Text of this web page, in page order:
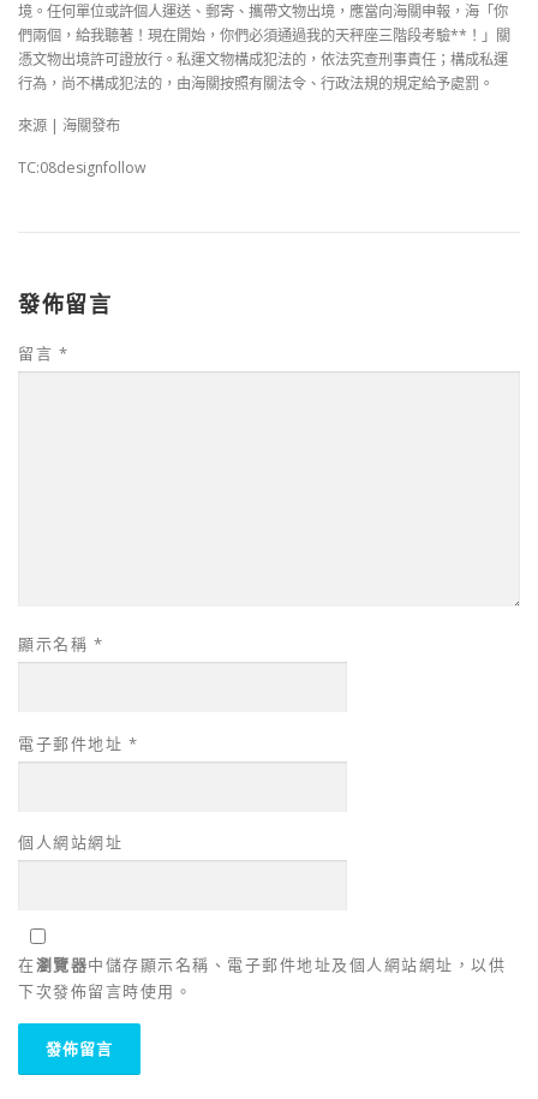
境。任何單位或許個人運送、郵寄、攜帶文物出境，應當向海關申報，海「你
們兩個，給我聽著！現在開始，你們必須通過我的天秤座三階段考驗**！」關
憑文物出境許可證放行。私運文物構成犯法的，依法究查刑事責任；構成私運
行為，尚不構成犯法的，由海關按照有關法令、行政法規的規定給予處罰。
來源 | 海關發布
TC:08designfollow
發佈留言
留言 *
顯示名稱 *
電子郵件地址 *
個人網站網址
在瀏覽器中儲存顯示名稱、電子郵件地址及個人網站網址，以供
下次發佈留言時使用。